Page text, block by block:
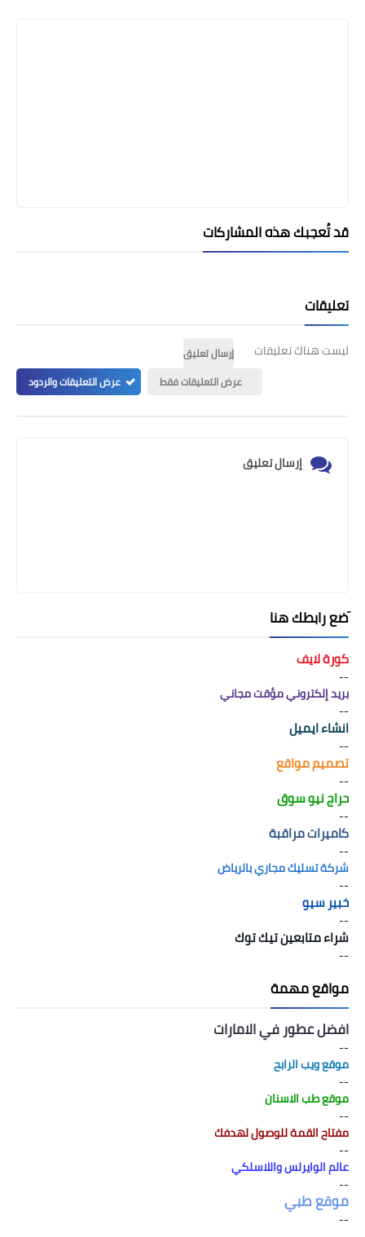
Print
قد تُعجبك هذه المشاركات
تعليقات
ليست هناك تعليقات
إرسال تعليق
عرض التعليقات فقط
عرض التعليقات والردود
إرسال تعليق
َضع رابطك هنا
كورة لايف
--
بريد إلكتروني مؤقت مجاني
--
انشاء ايميل
--
تصميم مواقع
--
حراج نيو سوق
--
كاميرات مراقبة
--
شركة تسليك مجاري بالرياض
--
خبير سيو
--
شراء متابعين تيك توك
--
مواقع مهمة
افضل عطور في الامارات
--
موقع ويب الرابح
--
موقع طب الاسنان
--
مفتاح القمة للوصول لهدفك
--
عالم الوايرلس واللاسلكي
--
موقع طبي
--